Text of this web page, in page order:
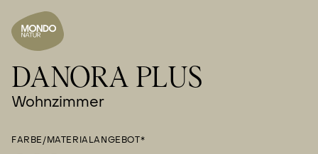
DANORA PLUS
Wohnzimmer
FARBE/MATERIALANGEBOT*